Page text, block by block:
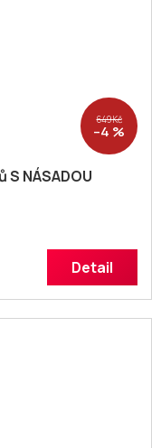
649 Kč
–4 %
NÁSADOU
Detail